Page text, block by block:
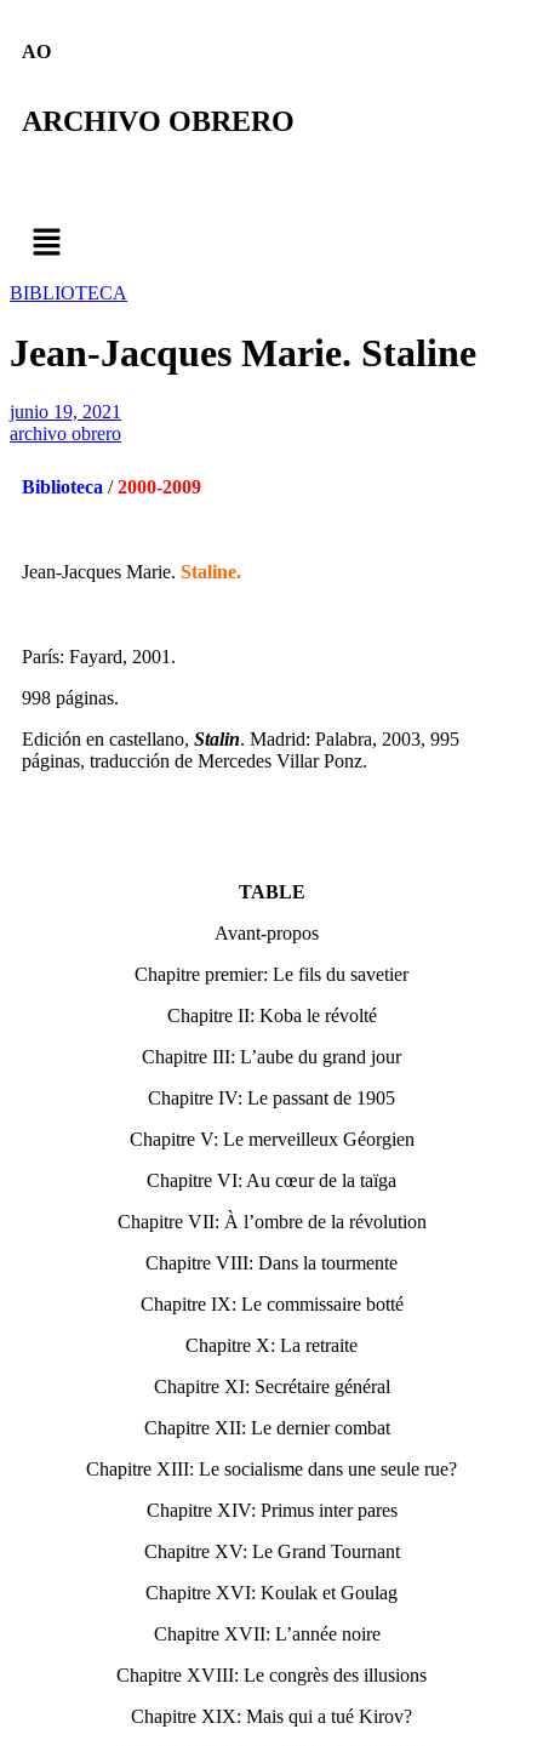
AO
ARCHIVO OBRERO
BIBLIOTECA
Jean-Jacques Marie. Staline
junio 19, 2021
archivo obrero
Biblioteca /2000-2009
Jean-Jacques Marie. Staline.
París: Fayard, 2001.
998 páginas.
Edición en castellano, Stalin. Madrid: Palabra, 2003, 995
páginas, traducción de Mercedes Villar Ponz.
TABLE
Avant-propos
Chapitre premier: Le fils du savetier
Chapitre II: Koba le révolté
Chapitre III: L’aube du grand jour
Chapitre IV: Le passant de 1905
Chapitre V: Le merveilleux Géorgien
Chapitre VI: Au cœur de la taïga
Chapitre VII: À l’ombre de la révolution
Chapitre VIII: Dans la tourmente
Chapitre IX: Le commissaire botté
Chapitre X: La retraite
Chapitre XI: Secrétaire général
Chapitre XII: Le dernier combat
Chapitre XIII: Le socialisme dans une seule rue?
Chapitre XIV: Primus inter pares
Chapitre XV: Le Grand Tournant
Chapitre XVI: Koulak et Goulag
Chapitre XVII: L’année noire
Chapitre XVIII: Le congrès des illusions
Chapitre XIX: Mais qui a tué Kirov?